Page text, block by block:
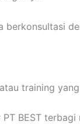
berkonsultasi
training
BEST terbagi